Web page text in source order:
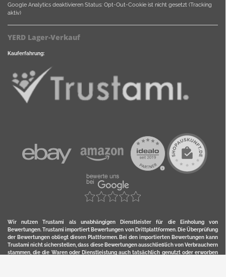
Google Analytics deaktivieren Status: Opt-Out-Cookie ist nicht gesetzt (Tracking
aktiv)
YERD Lager-Verkauf
Kauferfahrung:
Wir nutzen Trustami als unabhängigen Dienstleister für die Einholung von
Bewertungen. Trustami importiert Bewertungen von Drittplattformen. Die Überprüfung
der Bewertungen obliegt diesen Plattformen. Bei den importierten Bewertungen kann
Trustami nicht sicherstellen, dass diese Bewertungen ausschließlich von Verbrauchern
stammen, die die Waren oder Dienstleistung auch tatsächlich genutzt oder erworben